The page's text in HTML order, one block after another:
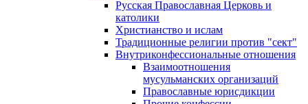
Русская Православная Церковь и
католики
Христианство и ислам
Традиционные религии против "сект"
Внутриконфессиональные отношения
Взаимоотношения
мусульманских организаций
Православные юрисдикции